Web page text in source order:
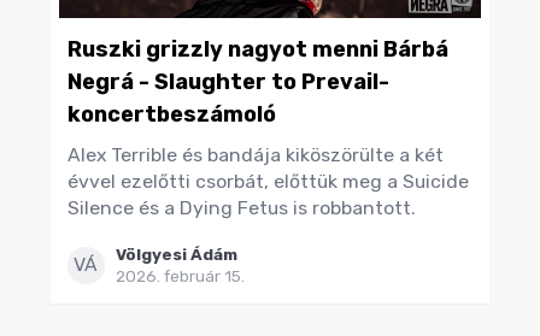
Ruszki grizzly nagyot menni Bárbá
Negrá - Slaughter to Prevail-
koncertbeszámoló
Alex Terrible és bandája kiköszörülte a két
évvel ezelőtti csorbát, előttük meg a Suicide
Silence és a Dying Fetus is robbantott.
VÁ
Völgyesi Ádám
2026. február 15.